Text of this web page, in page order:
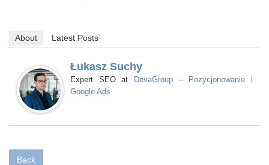
About Latest Posts
Łukasz Suchy
Expert SEOat DevaGroup – Pozycjonowanie i
Google Ads
Back